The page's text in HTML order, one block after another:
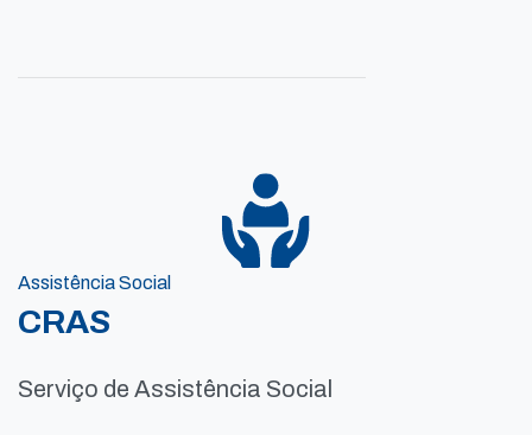
Assistência Social
CRAS
Serviço de Assistência Social